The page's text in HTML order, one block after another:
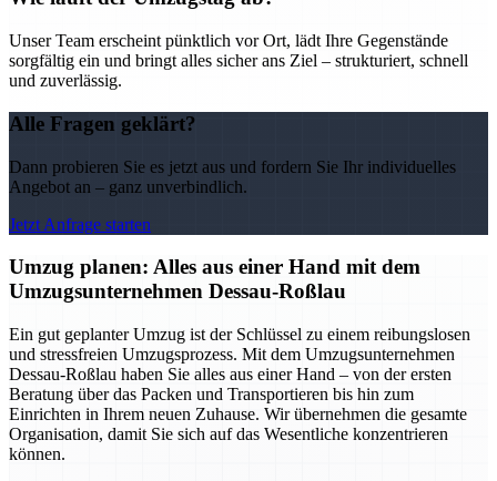
Unser Team erscheint pünktlich vor Ort, lädt Ihre Gegenstände
sorgfältig ein und bringt alles sicher ans Ziel – strukturiert, schnell
und zuverlässig.
Alle Fragen geklärt?
Dann probieren Sie es jetzt aus und fordern Sie Ihr individuelles
Angebot an – ganz unverbindlich.
Jetzt Anfrage starten
Umzug planen: Alles aus einer Hand mit dem
Umzugsunternehmen Dessau-Roßlau
Ein gut geplanter Umzug ist der Schlüssel zu einem reibungslosen
und stressfreien Umzugsprozess. Mit dem Umzugsunternehmen
Dessau-Roßlau haben Sie alles aus einer Hand – von der ersten
Beratung über das Packen und Transportieren bis hin zum
Einrichten in Ihrem neuen Zuhause. Wir übernehmen die gesamte
Organisation, damit Sie sich auf das Wesentliche konzentrieren
können.